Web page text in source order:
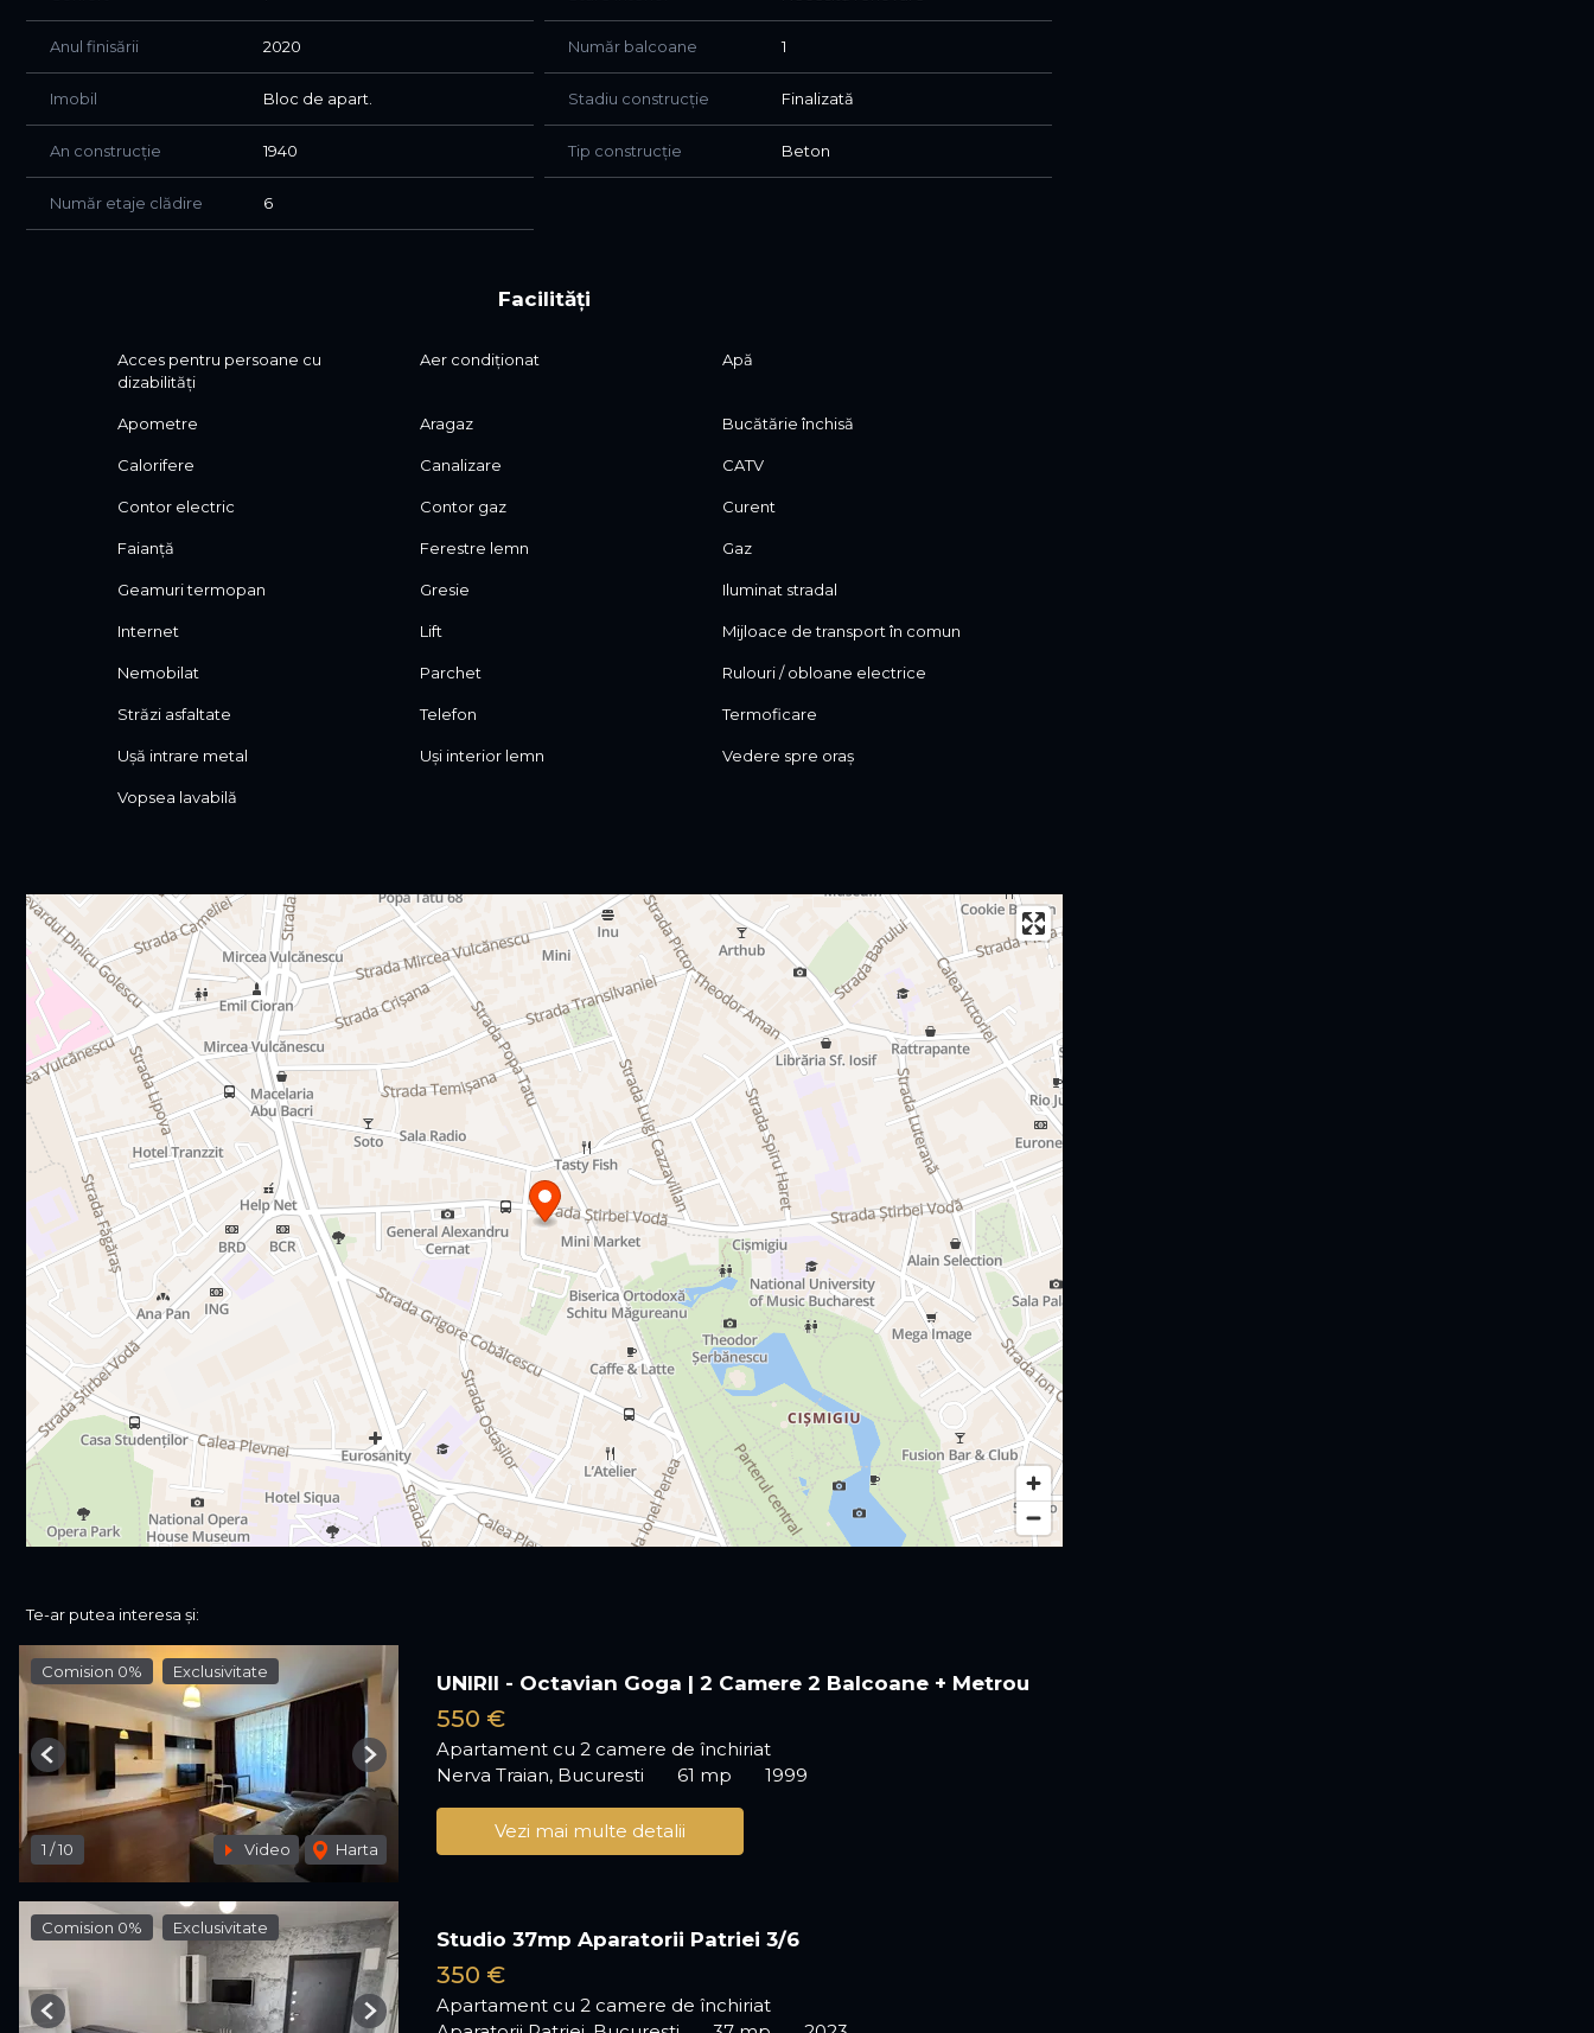
Anul finisării 2020 Număr balcoane 1
Imobil Bloc de apart. Stadiu construcție Finalizată
An construcție 1940 Tip construcție Beton
Număr etaje clădire 6
Facilități
Acces pentru persoane cu
dizabilități
Aer condiționat Apă
Apometre Aragaz Bucătărie închisă
Calorifere Canalizare CATV
Contor electric Contor gaz Curent
Faianță Ferestre lemn Gaz
Geamuri termopan Gresie Iluminat stradal
Internet Lift Mijloace de transport în comun
Nemobilat Parchet Rulouri / obloane electrice
Străzi asfaltate Telefon Termoficare
Ușă intrare metal Uși interior lemn Vedere spre oraș
Vopsea lavabilă
Te-ar putea interesa și:
Comision 0% Exclusivitate
1 /10 Video Harta
Previous Next
UNIRII - Octavian Goga | 2 Camere 2 Balcoane + Metrou
550 €
Apartament cu 2 camere de închiriat
Nerva Traian, Bucuresti
61 mp 1999
Vezi mai multe detalii
Comision 0% Exclusivitate
Previous Next
Studio 37mp Aparatorii Patriei 3/6
350 €
Apartament cu 2 camere de închiriat